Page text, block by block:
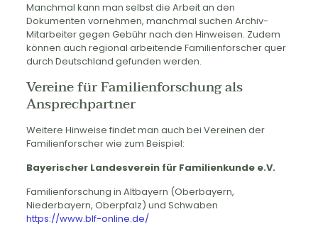
Manchmal kann man selbst die Arbeit an den
Dokumenten vornehmen, manchmal suchen Archiv-
Mitarbeiter gegen Gebühr nach den Hinweisen. Zudem
können auch regional arbeitende Familienforscher quer
durch Deutschland gefunden werden.
Vereine für Familienforschung als
Ansprechpartner
Weitere Hinweise findet man auch bei Vereinen der
Familienforscher wie zum Beispiel:
Bayerischer Landesverein für Familienkunde e.V.
Familienforschung in Altbayern (Oberbayern,
Niederbayern, Oberpfalz) und Schwaben
https://www.blf-online.de/